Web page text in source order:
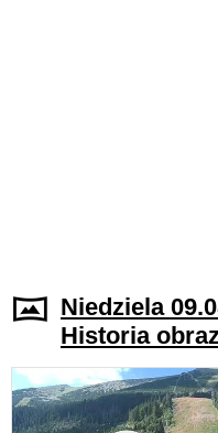
Niedziela
Historia